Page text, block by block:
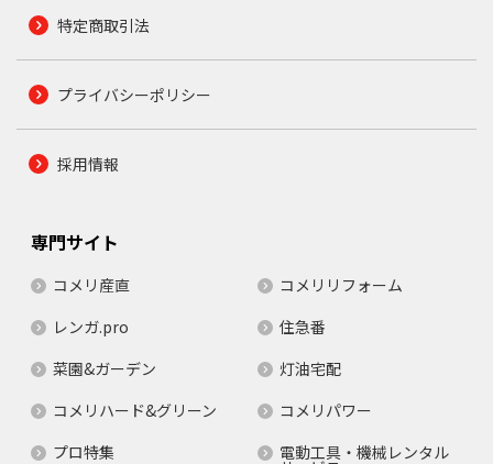
特定商取引法
プライバシーポリシー
採用情報
専門サイト
コメリ産直
コメリリフォーム
レンガ.pro
住急番
菜園&ガーデン
灯油宅配
コメリハード&グリーン
コメリパワー
プロ特集
電動工具・機械レンタル